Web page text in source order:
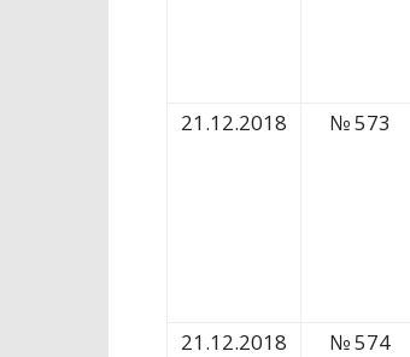
21.12.2018 № 573
21.12.2018 № 574